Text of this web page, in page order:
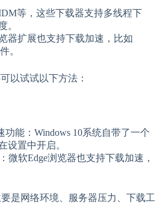
等，这些下载器支持多线程下
。
器扩展也支持下载加速，比如
。
以试试以下方法：
功能：Windows 10系统自带了一个
设置中开启。
微软Edge浏览器也支持下载加速，
是网络环境、服务器压力、下载工